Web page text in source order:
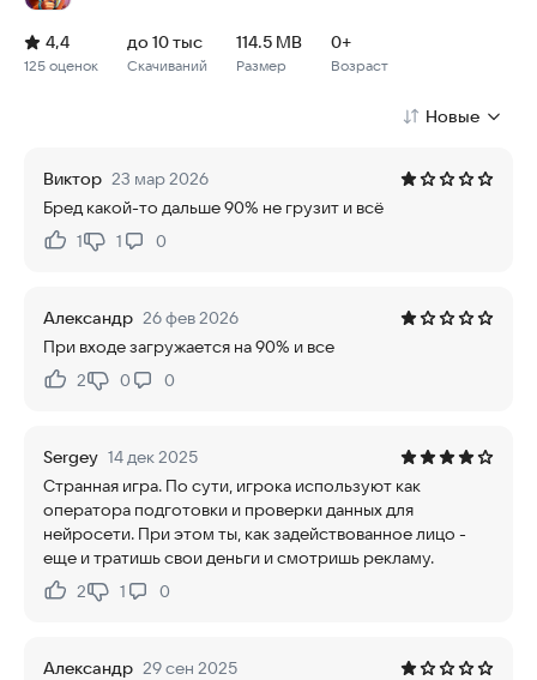
Рейтинг: 4,4, 125 оценок
Скачиваний: до 10 тыс
Размер файла: 114.5 MB
Возрастное ограничение: 114.5 MB
125 оценок
4,4
Скачиваний
до 10 тыс
Размер
114.5 MB
Возраст
0+
Новые
Виктор 23 мар 2026
Бред какой-то дальше 90% не грузит и всё
Нравится:
1Не нравится:
1 0
Александр 26 фев 2026
При входе загружается на 90% и все
Нравится:
2Не нравится:
0 0
Sergey 14 дек 2025
Странная игра. По сути, игрока используют как
оператора подготовки и проверки данных для
нейросети. При этом ты, как задействованное лицо -
еще и тратишь свои деньги и смотришь рекламу.
Нравится:
2Не нравится:
1 0
Александр 29 сен 2025